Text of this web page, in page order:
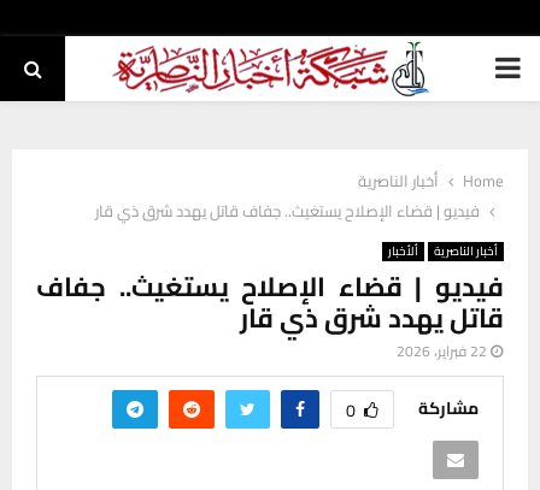
PRIMARY
Home
أخبار الناصرية
فيديو | قضاء الإصلاح يستغيث.. جفاف قاتل يهدد شرق ذي قار
أخبار الناصرية ألأخبار
فيديو | قضاء الإصلاح يستغيث.. جفاف
قاتل يهدد شرق ذي قار
22 فبراير، 2026
مشاركة 0